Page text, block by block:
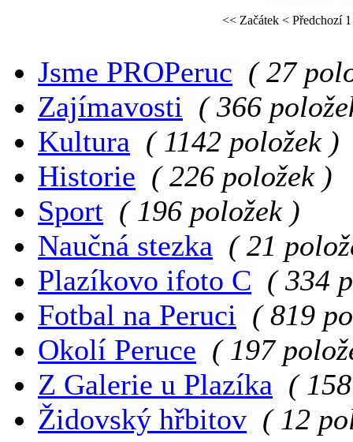
<< Začátek < Předchozí 1
Jsme PROPeruc ( 27
Zajímavosti ( 366
Kultura ( 1142 položek )
Historie ( 226 položek )
Sport ( 196 položek )
Naučná stezka ( 21
Plazíkovo ifoto C ( 334
Fotbal na Peruci ( 819
Okolí Peruce ( 197
Z Galerie u Plazíka (
Židovský hřbitov ( 12